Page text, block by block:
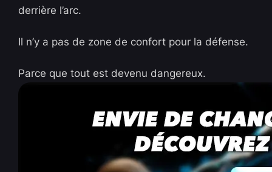
derrière l’arc.
Il n’y a pas de zone de confort pour la défense.
Parce que tout est devenu dangereux.